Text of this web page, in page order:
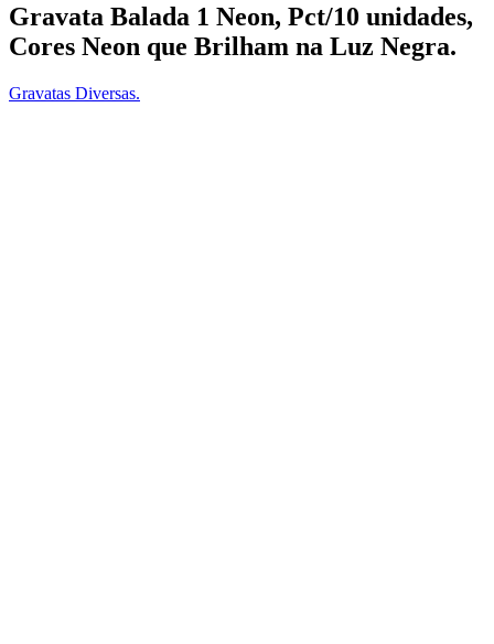
Gravata Balada 1 Neon, Pct/10 unidades,
Cores Neon que Brilham na Luz Negra.
Gravatas Diversas.